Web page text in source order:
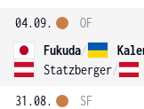
04.09.
Fukuda/
Statzberger/
OF
31.08.
SF